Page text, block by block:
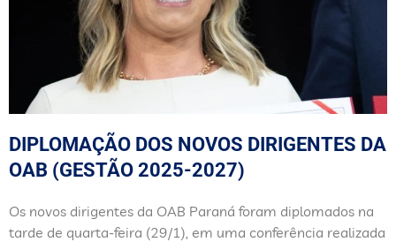
DIPLOMAÇÃO DOS NOVOS DIRIGENTES DA
OAB (GESTÃO 2025-2027)
Os novos dirigentes da OAB Paraná foram diplomados na
tarde de quarta-feira (29/1), em uma conferência realizada